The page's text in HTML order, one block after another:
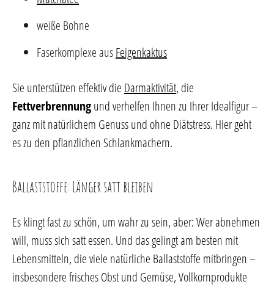
weiße Bohne
Faserkomplexe ausFeigenkaktus
Sie unterstützen effektiv die Darmaktivität, die
Fettverbrennungund verhelfen Ihnen zu Ihrer Idealfigur –
ganz mit natürlichem Genuss und ohne Diätstress. Hier geht
es zu den pflanzlichen Schlankmachern.
Ballaststoffe: Länger satt bleiben
Es klingt fast zu schön, um wahr zu sein, aber: Wer abnehmen
will, muss sich satt essen. Und das gelingt am besten mit
Lebensmitteln, die viele natürliche Ballaststoffe mitbringen –
insbesondere frisches Obst und Gemüse, Vollkornprodukte